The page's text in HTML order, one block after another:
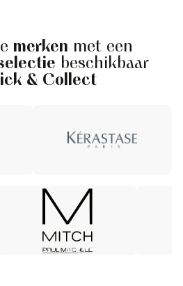
merken met een
beschikbaar
& Collect